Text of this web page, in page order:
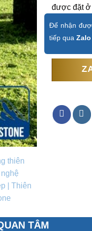
được đặt ở
Để nhận
tiếp qua Zalo
TÂM